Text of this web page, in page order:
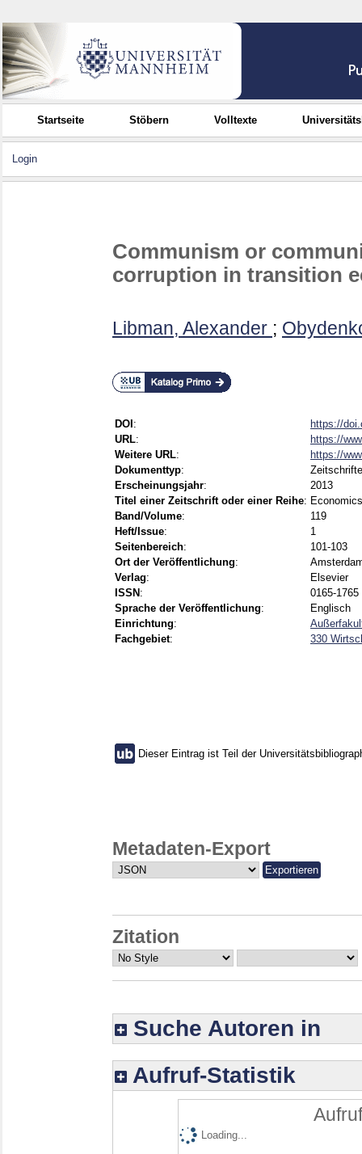
Startseite Stöbern Volltexte
Login
Communism or
corruption in transition
Libman, Alexander ;
DOI :
https://
URL:
https://
Weitere URL:
https://
Dokumenttyp:
Erscheinungsjahr:
2013
Titel einer Zeitschrift oder einer Reihe:
Band/Volume:
119
Heft/Issue:
1
Seitenbereich:
101-103
Ort der Veröffentlichung:
Verlag:
Elsevier
ISSN :
0165-1765
Sprache der Veröffentlichung:
Englisch
Einrichtung:
Fachgebiet: 330
Dieser Eintrag ist Teil der
Metadaten-Export
Zitation
Suche Autoren in
Aufruf-Statistik
Loading...